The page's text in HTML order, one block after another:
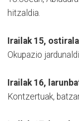
hitzaldia.
Irailak 15, ostirala
Okupazio
Irailak 16,
Kontzertuak,